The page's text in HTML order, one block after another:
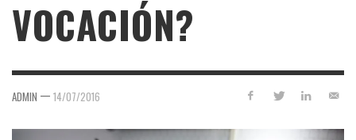
VOCACIÓN?
ADMIN — 14/07/2016